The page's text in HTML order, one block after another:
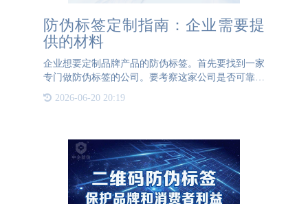
防伪标签定制指南：企业需要提
供的材料
企业想要定制品牌产品的防伪标签。首先要找到一家
专门做防伪标签的公司。要考察这家公司是否可靠，
规模大小。了解公司的历史和客户评价，可以帮助企
业判断其是否具备良好的专业素养和服务能力。最好
2026-06-20 20:19